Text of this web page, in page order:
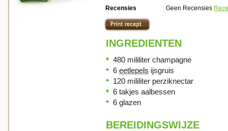
Recensies
Geen Recensies
INGREDIENTEN
480 mililiter champagne
6 eetlepels ijsgruis
120 mililiter perziknectar
6 takjes aalbessen
6 glazen
BEREIDINGSWIJZE